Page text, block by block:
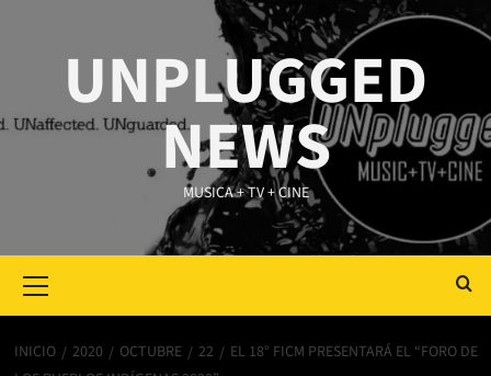
UNPLUGGED
NEWS
MUSICA + TV + CINE
Menu
INICIO 2020 OCTUBRE 22
EL 18° FICM PRESENTARÁ EL “FORO DE